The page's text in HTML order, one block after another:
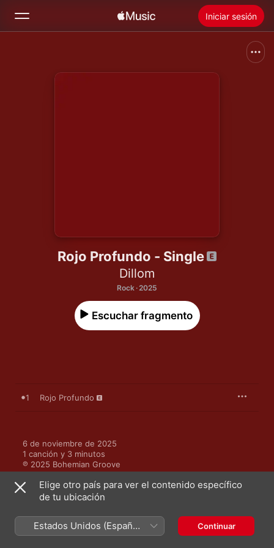
Iniciar sesión
Rojo Profundo - Single
Dillom
Rock · 2025
Escuchar fragmento
1 Rojo Profundo
6 de noviembre de 2025
1 canción y 3 minutos
℗ 2025 Bohemian Groove
Más de Dillom
Elige otro país para ver el contenido específico
de tu ubicación
Estados Unidos (Español
México)
Continuar